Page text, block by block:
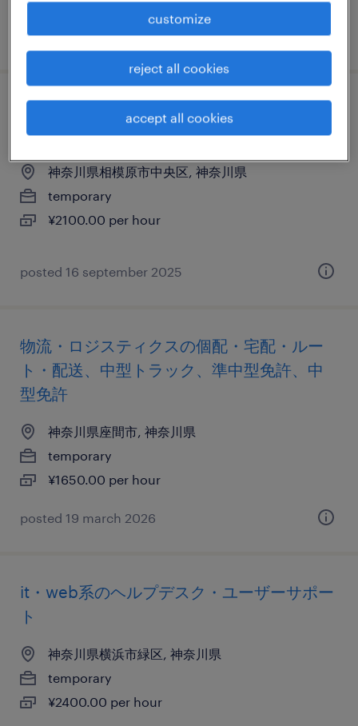
posted 7 august 2025
it・web系／メーカー系／流通・サービス系
のヘルプデスク・ユーザーサポート
神奈川県相模原市中央区, 神奈川県
temporary
¥2100.00 per hour
posted 16 september 2025
物流・ロジスティクスの個配・宅配・ルー
ト・配送、中型トラック、準中型免許、中
型免許
神奈川県座間市, 神奈川県
temporary
¥1650.00 per hour
posted 19 march 2026
it・web系のヘルプデスク・ユーザーサポー
ト
神奈川県横浜市緑区, 神奈川県
temporary
¥2400.00 per hour
customize
reject all cookies
accept all cookies